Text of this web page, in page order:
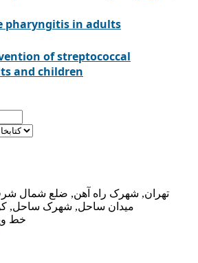
pharyngitis in adults
of streptococcal
and children
تهران, شهرک راه آهن, ضلع شمال
میدان ساحل, شهرک ساحل,
خط